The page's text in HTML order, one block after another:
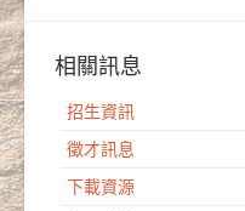
相關訊息
招生資訊
徵才訊息
下載資源